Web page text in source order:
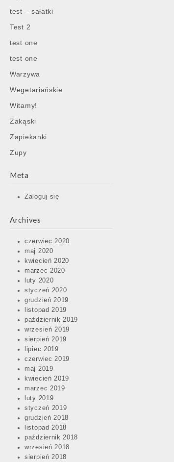
test – sałatki
Test 2
test one
test one
Warzywa
Wegetariańskie
Witamy!
Zakąski
Zapiekanki
Zupy
Meta
Zaloguj się
Archives
czerwiec 2020
maj 2020
kwiecień 2020
marzec 2020
luty 2020
styczeń 2020
grudzień 2019
listopad 2019
październik 2019
wrzesień 2019
sierpień 2019
lipiec 2019
czerwiec 2019
maj 2019
kwiecień 2019
marzec 2019
luty 2019
styczeń 2019
grudzień 2018
listopad 2018
październik 2018
wrzesień 2018
sierpień 2018